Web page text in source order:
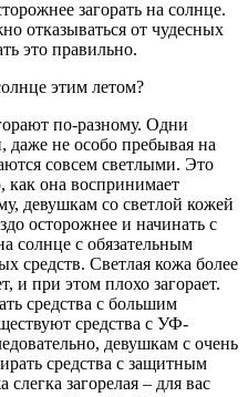
загорать на солнце.
отказываться от чудесных
это правильно.
этим летом?
по-разному. Одни
даже не особо пребывая на
совсем светлыми. Это
как она воспринимает
девушкам со светлой кожей
осторожнее и начинать с
солнце с обязательным
средств. Светлая кожа более
и при этом плохо загорает.
средства с большим
средства с УФ-
девушкам с очень
средства с защитным
загорелая – для вас